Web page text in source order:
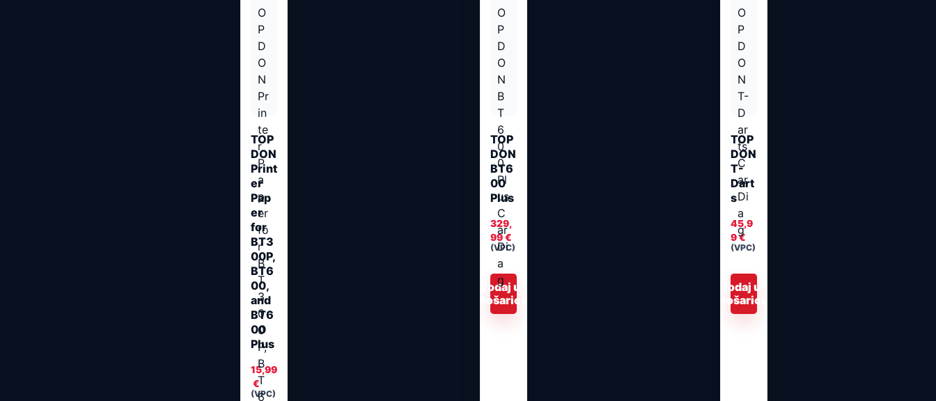
TOP
DON
Print
er
Pap
er
for
BT3
00P,
BT6
00,
and
BT6
00
Plus
15,99
€
(VPC)
TOP
DON
BT6
00
Plus
329,
99€
(VPC)
Dodaj u
košaricu
TOP
DON
T-
Dart
s
45,9
9€
(VPC)
Dodaj u
košaricu